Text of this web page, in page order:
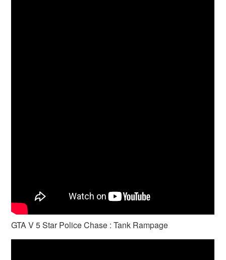
GTA V 5 Star Police Chase : Tank Rampage